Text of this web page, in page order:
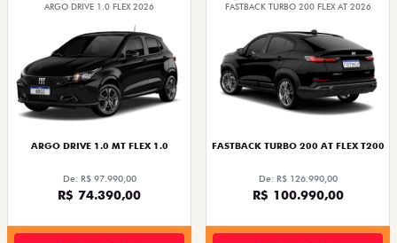
ARGO DRIVE 1.0 FLEX 2026
ARGO DRIVE 1.0 MT FLEX 1.0
De: R$ 97.990,00
R$ 74.390,00
FASTBACK TURBO 200 FLEX AT 2026
FASTBACK TURBO 200 AT FLEX T200
De: R$ 126.990,00
R$ 100.990,00